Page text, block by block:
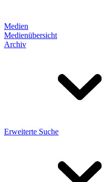
Medien
Medienübersicht
Archiv
Erweiterte Suche